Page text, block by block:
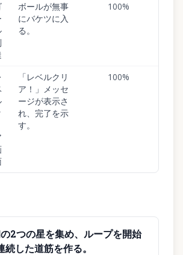
ボールが無事
にバケツに入
る。
100%
「レベルクリ
ア！」メッセ
ージが表示さ
れ、完了を示
す。
100%
2つの星を集め、ループを開始
した道筋を作る。